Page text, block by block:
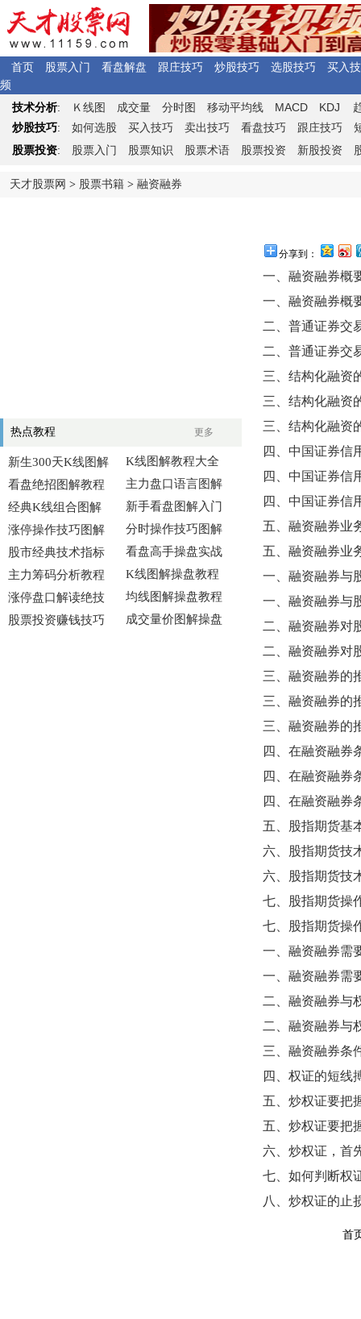
首页 股票入门 看盘解盘 跟庄技巧 炒股技巧 选股技巧
买入
频
技术分析: Ｋ 线图 成交量 分时图 移动平均线 MACD KDJ
炒股技巧: 如何选股 买入技巧 卖出技巧 看盘技巧 跟庄技巧
股票投资: 股票入门 股票知识 股票术语 股票投资 新股投资
天才股票网 > 股票书籍 > 融资融券
热点教程 更多
新生300天K线图解
看盘绝招图解教程
经典K线组合图解
涨停操作技巧图解
股市经典技术指标
主力筹码分析教程
涨停盘口解读绝技
股票投资赚钱技巧
K线图解教程大全
主力盘口语言图解
新手看盘图解入门
分时操作技巧图解
看盘高手操盘实战
K线图解操盘教程
均线图解操盘教程
成交量价图解操盘
分享到：
一、融资融券概
一、融资融券概
二、普通证券交
二、普通证券交
三、结构化融资
三、结构化融资
三、结构化融资
四、中国证券信
四、中国证券信
四、中国证券信
五、融资融券业
五、融资融券业
一、融资融券与
一、融资融券与
二、融资融券对
二、融资融券对
三、融资融券的
三、融资融券的
三、融资融券的
四、在融资融券
四、在融资融券
四、在融资融券
五、股指期货基
六、股指期货技
六、股指期货技
七、股指期货操
七、股指期货操
一、融资融券需
一、融资融券需
二、融资融券与
二、融资融券与
三、融资融券条
四、权证的短线
五、炒权证要把
五、炒权证要把
六、炒权证，首
七、如何判断权
八、炒权证的止
首